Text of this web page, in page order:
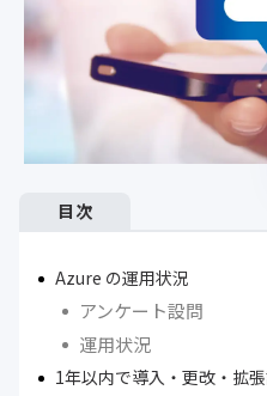
目次
Azure の運用状況
アンケート設問
運用状況
1年以内で導入・更改・拡